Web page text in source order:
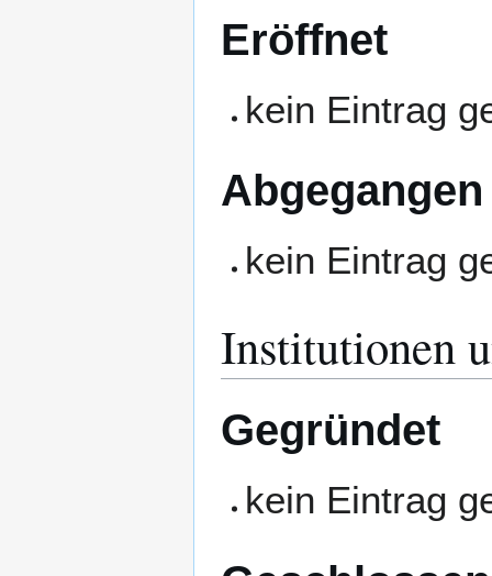
Eröffnet
kein Eintrag
Abgegangen
kein Eintrag
Institutionen
Gegründet
kein Eintrag